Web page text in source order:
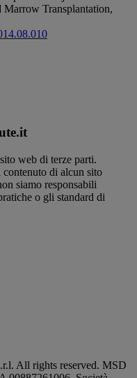
Transplantation,
web di terze parti.
di alcun sito
siamo responsabili
o gli standard di
All rights reserved. MSD